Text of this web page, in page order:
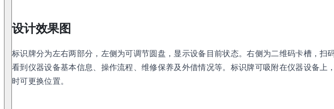
设计效果图
标识牌分为左右两部分，左侧为可调节圆盘，显示设备目前状态。右侧为二维码卡槽，扫
看到仪器设备基本信息、操作流程、维修保养及外借情况等。标识牌可吸附在仪器设备上
时可更换位置。